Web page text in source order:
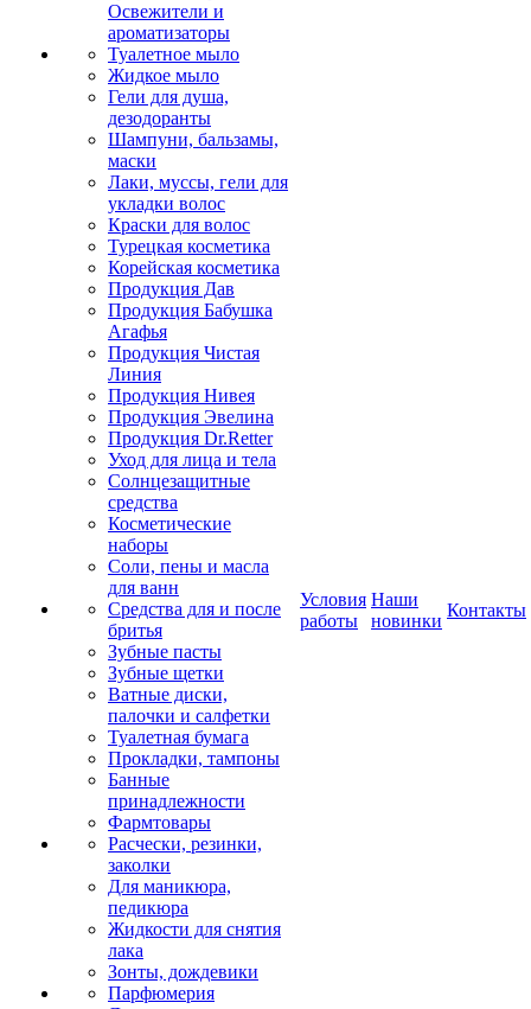
Освежители и
ароматизаторы
Туалетное мыло
Жидкое мыло
Гели для душа,
дезодоранты
Шампуни, бальзамы,
маски
Лаки, муссы, гели для
укладки волос
Краски для волос
Турецкая косметика
Корейская косметика
Продукция Дав
Продукция Бабушка
Агафья
Продукция Чистая
Линия
Продукция Нивея
Продукция Эвелина
Продукция Dr.Retter
Уход для лица и тела
Солнцезащитные
средства
Косметические
наборы
Соли, пены и масла
для ванн
Средства для и после
бритья
Зубные пасты
Зубные щетки
Ватные диски,
палочки и салфетки
Туалетная бумага
Прокладки, тампоны
Банные
принадлежности
Фармтовары
Расчески, резинки,
заколки
Для маникюра,
педикюра
Жидкости для снятия
лака
Зонты, дождевики
Парфюмерия
Условия
работы
Наши
новинки
Контакты